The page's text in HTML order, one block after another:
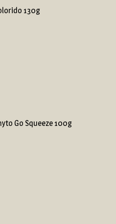
130g
Go Squeeze 100g